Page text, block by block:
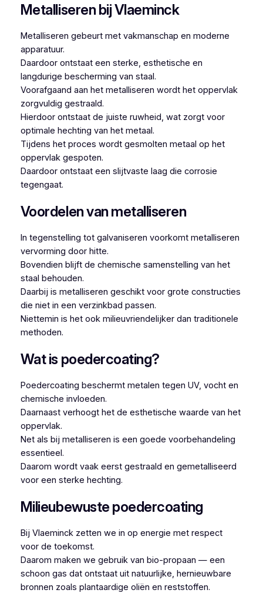
Metalliseren bij Vlaeminck
Metalliseren gebeurt met vakmanschap en moderne
apparatuur.
Daardoor ontstaat een sterke, esthetische en
langdurige bescherming van staal.
Voorafgaand aan het metalliseren wordt het oppervlak
zorgvuldig gestraald.
Hierdoor ontstaat de juiste ruwheid, wat zorgt voor
optimale hechting van het metaal.
Tijdens het proces wordt gesmolten metaal op het
oppervlak gespoten.
Daardoor ontstaat een slijtvaste laag die corrosie
tegengaat.
Voordelen van metalliseren
In tegenstelling tot galvaniseren voorkomt metalliseren
vervorming door hitte.
Bovendien blijft de chemische samenstelling van het
staal behouden.
Daarbij is metalliseren geschikt voor grote constructies
die niet in een verzinkbad passen.
Niettemin is het ook milieuvriendelijker dan traditionele
methoden.
Wat is poedercoating?
Poedercoating beschermt metalen tegen UV, vocht en
chemische invloeden.
Daarnaast verhoogt het de esthetische waarde van het
oppervlak.
Net als bij metalliseren is een goede voorbehandeling
essentieel.
Daarom wordt vaak eerst gestraald en gemetalliseerd
voor een sterke hechting.
Milieubewuste poedercoating
Bij Vlaeminck zetten we in op energie met respect
voor de toekomst.
Daarom maken we gebruik van bio-propaan — een
schoon gas dat ontstaat uit natuurlijke, hernieuwbare
bronnen zoals plantaardige oliën en reststoffen.